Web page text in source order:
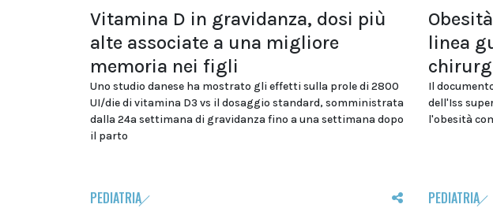
Vitamina D in gravidanza, dosi più
alte associate a una migliore
memoria nei figli
Uno studio danese ha mostrato gli effetti sulla prole di 2800
UI/die di vitamina D3 vs il dosaggio standard, somministrata
dalla 24a settimana di gravidanza fino a una settimana dopo
il parto
linea
Il
dell'Iss
l'obesità
PEDIATRIA PEDIATRIA